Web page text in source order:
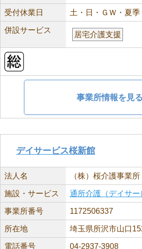
受付休業日 土・日・ＧＷ・夏
併設サービス
居宅介護支援
事業所情報を見る
デイサービス桜新館
法人名 （株）桜介護事業所
施設・サービス 通所介護（デイサー
事業所番号 1172506337
所在地 埼玉県所沢市山口
電話番号 04-2937-3908